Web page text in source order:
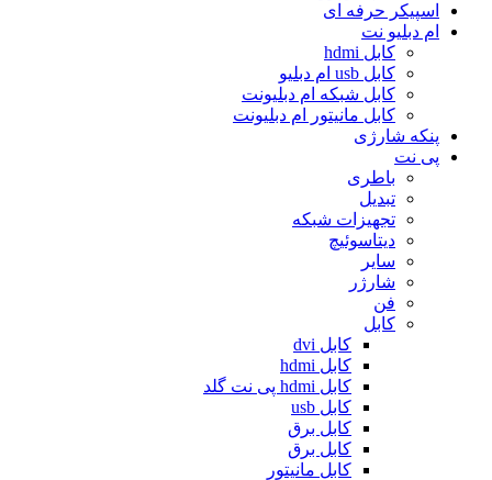
اسپیکر حرفه ای
ام دبلیو نت
کابل hdmi
کابل usb ام دبلیو
کابل شبکه ام دبلیونت
کابل مانیتور ام دبلیونت
پنکه شارژی
پی نت
باطری
تبدیل
تجهیزات شبکه
دیتاسوئیچ
سایر
شارژر
فن
کابل
کابل dvi
کابل hdmi
کابل hdmi پی نت گلد
کابل usb
کابل برق
کابل برق
کابل مانیتور